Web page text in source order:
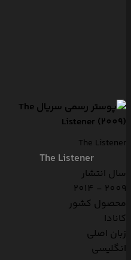
The Listener
The Listener
سال انتشار
2009 - 2014
محصول کشور
کانادا
زبان اصلی
انگلیسی